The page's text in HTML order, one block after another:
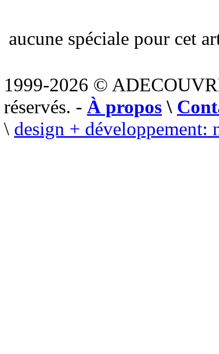
aucune spéciale pour cet
1999-2026 ©
réservés. - À propos \
\ design + développement: